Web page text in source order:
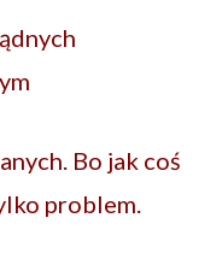
Bo jak coś
problem.